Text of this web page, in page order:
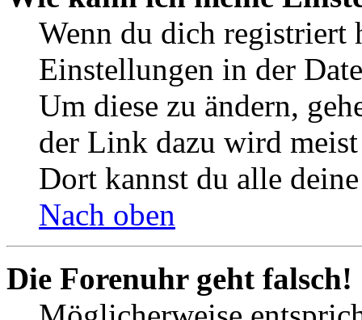
Wenn du dich registriert
Einstellungen in der
Um diese zu ändern,
der Link dazu wird
Dort kannst du alle
Nach oben
Die Forenuhr geht falsch!